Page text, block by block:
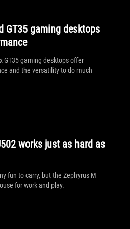
GT35 gaming desktops
GT35 gaming desktops offer
and the versatility to do much
works just as hard as
fun to carry, but the Zephyrus M
for work and play.